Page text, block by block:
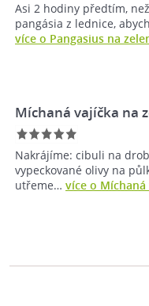
Asi 2 hodiny předtím,
pangásia z lednice,
více o Pangasius na
Míchaná vajíčka na
Nakrájíme: cibuli na
vypeckované olivy na
utřeme… více o